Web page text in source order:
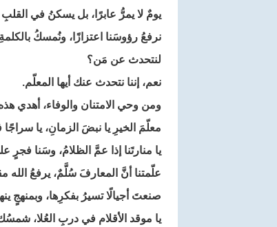
يومٌ لا يمرُّ عابرًا، بل يسكنُ في القلبِ
نرفعُ رؤوسَنا اعتزازًا، ونُمسكُ
لنتحدث عن مَن؟
نعم، إننا نتحدث عنك أيها المعلّم.
ومن وحي الامتنان والوفاء، أهدي
معلّمَ الخيرِ يا نبضَ الزمانِ، يا
يا منارتَنا إذا عمَّ الظلامُ، وسَنا فجرٍ
علّمتنا أنَّ المعارفَ سُلَّمٌ، يرفعُ الله
صنعتَ أجيالًا تسيرُ بفكرِها، وبمنهجٍ
يا موقد الأقلام في دربِ العُلا،